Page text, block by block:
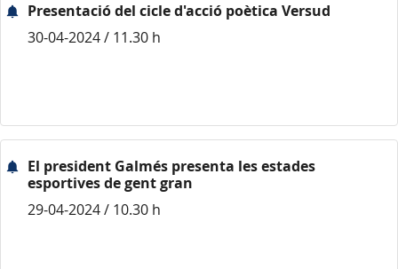
Presentació del cicle d'acció poètica Versud
30-04-2024 / 11.30 h
El president Galmés presenta les estades
esportives de gent gran
29-04-2024 / 10.30 h